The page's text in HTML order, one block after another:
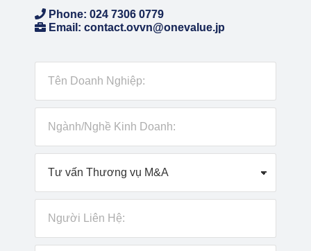
Phone: 024 7306 0779
Email: contact.ovvn@onevalue.jp